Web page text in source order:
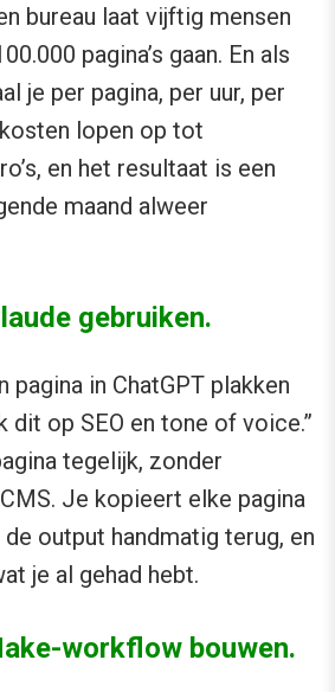
bureau laat vijftig mensen
pagina’s gaan. En als
je per pagina, per uur, per
lopen op tot
en het resultaat is een
maand alweer
gebruiken.
pagina in ChatGPT plakken
dit op SEO en tone of voice.”
tegelijk, zonder
Je kopieert elke pagina
output handmatig terug, en
je al gehad hebt.
workflow bouwen.